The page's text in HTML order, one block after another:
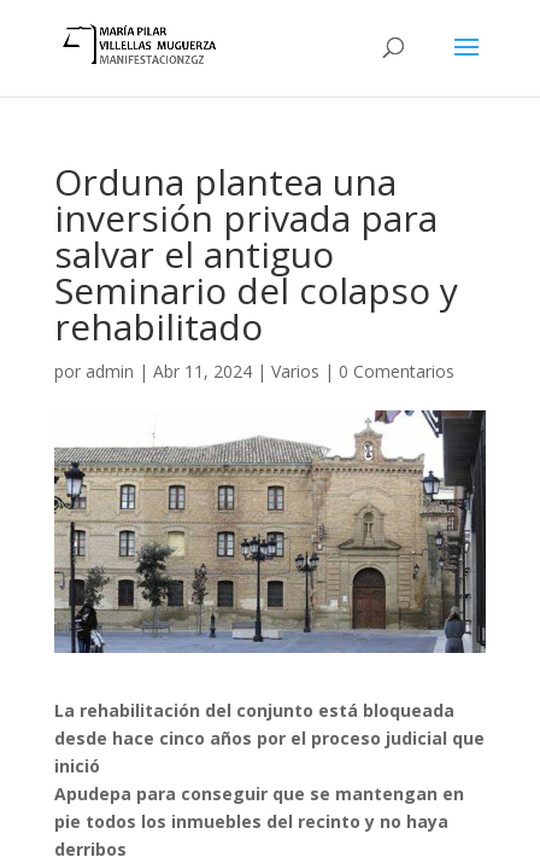
Orduna plantea una
inversión privada para
salvar el antiguo
Seminario del colapso y
rehabilitado
por admin | Abr 11, 2024| Varios | 0 Comentarios
La rehabilitación del conjunto está bloqueada
desde hace cinco años por el proceso judicial que
inició
Apudepa para conseguir que se mantengan en
pie todos los inmuebles del recinto y no haya
derribos